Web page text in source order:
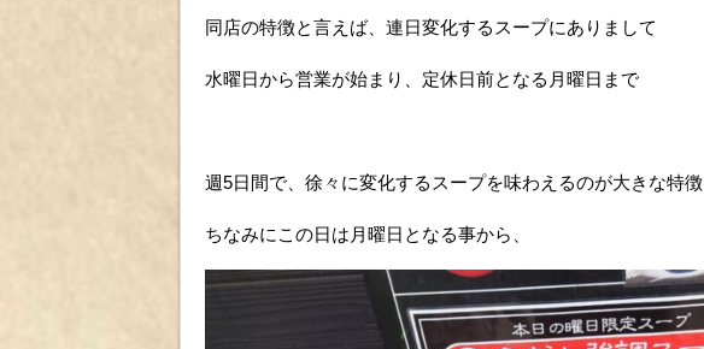
同店の特徴と言えば、連日変化するスープにありまして
水曜日から営業が始まり、定休日前となる月曜日まで
週5日間で、徐々に変化するスープを味わえるのが大きな特徴
ちなみにこの日は月曜日となる事から、